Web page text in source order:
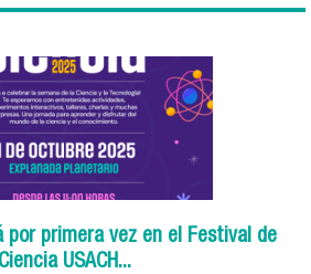
por primera vez en el Festival de
Ciencia USACH...